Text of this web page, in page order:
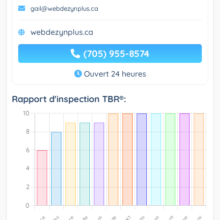
gail@webdezynplus.ca
webdezynplus.ca
(705) 955-8574
Ouvert 24 heures
Rapport d'inspection TBR®: